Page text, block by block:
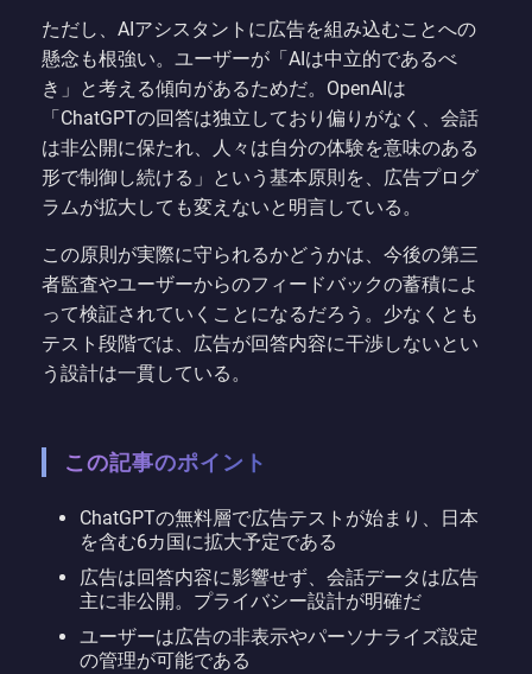
ただし、AIアシスタントに広告を組み込むことへの
懸念も根強い。ユーザーが「AIは中立的であるべ
き」と考える傾向があるためだ。OpenAIは
「ChatGPTの回答は独立しており偏りがなく、会話
は非公開に保たれ、人々は自分の体験を意味のある
形で制御し続ける」という基本原則を、広告プログ
ラムが拡大しても変えないと明言している。
この原則が実際に守られるかどうかは、今後の第三
者監査やユーザーからのフィードバックの蓄積によ
って検証されていくことになるだろう。少なくとも
テスト段階では、広告が回答内容に干渉しないとい
う設計は一貫している。
この記事のポイント
ChatGPTの無料層で広告テストが始まり、日本
を含む6カ国に拡大予定である
広告は回答内容に影響せず、会話データは広告
主に非公開。プライバシー設計が明確だ
ユーザーは広告の非表示やパーソナライズ設定
の管理が可能である